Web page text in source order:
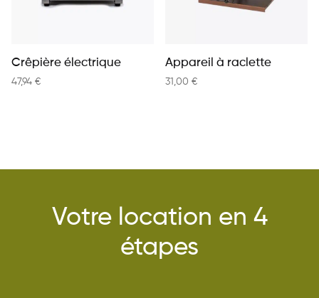
Crêpière électrique
47,94 €
Appareil à raclette
31,00 €
Votre location en 4
étapes